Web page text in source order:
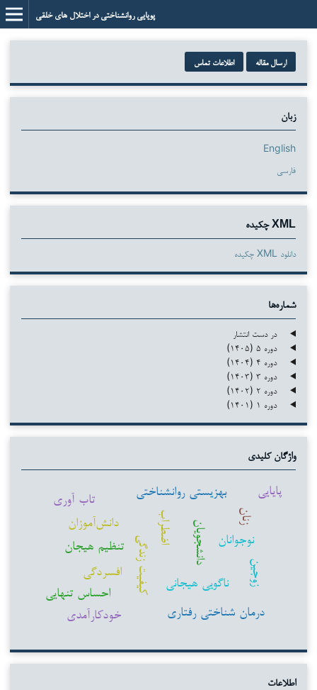
پویایی روانشناختی در اختلال های خلقی
ارسال مقاله اطلاعات تماس
زبان
English
فارسی
XML چکیده
دانلود XML چکیده
شماره‌ها
در دست انتشار
دوره ۵ (۱۴۰۵)
دوره ۴ (۱۴۰۴)
دوره ۳ (۱۴۰۳)
دوره ۲ (۱۴۰۲)
دوره ۱ (۱۴۰۱)
واژگان کلیدی
اضطراب دانشجویان کیفیت زندگی نوجوانان
افسردگی
بهزیستی روانشناختی
دانش‌آموزان
زنان
تنظیم هیجان
درمان شناختی رفتاری
ناگویی هیجانی
احساس تنهایی
زوجین
تاب آوری
خودکارآمدی
پایایی
اطلاعات